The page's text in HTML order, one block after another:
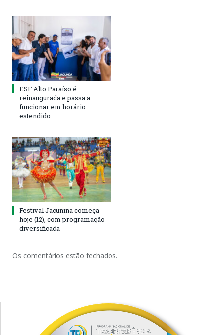
ESF Alto Paraíso é
reinaugurada e passa a
funcionar em horário
estendido
Festival Jacunina começa
hoje (12), com programação
diversificada
Os comentários estão fechados.